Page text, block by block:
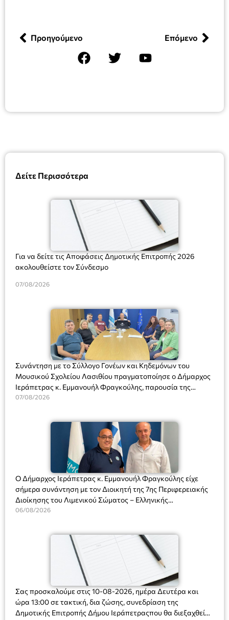
Δείτε Περισσότερα
Για να δείτε τις Αποφάσεις Δημοτικής Επιτροπής 2026
ακολουθείστε τον Σύνδεσμο
07/08/2026
Συνάντηση με το Σύλλογο Γονέων και Κηδεμόνων του
Μουσικού Σχολείου Λασιθίου πραγματοποίησε ο Δήμαρχος
Ιεράπετρας κ. Εμμανουήλ Φραγκούλης, παρουσία της
Διευθύντριας του σχολείου κας Μαριάννας Χαΐτα.
07/08/2026
Ο Δήμαρχος Ιεράπετρας κ. Εμμανουήλ Φραγκούλης είχε
σήμερα συνάντηση με τον Διοικητή της 7ης Περιφερειακής
Διοίκησης του Λιμενικού Σώματος – Ελληνικής
Ακτοφυλακής (Λ.Σ.-ΕΛ.ΑΚΤ.), Αρχιπλοίαρχο Λ.Σ. κ. Ιωάννη
06/08/2026
Σας προσκαλούμε στις 10-08-2026, ημέρα Δευτέρα και
ώρα 13:00 σε τακτική, δια ζώσης, συνεδρίαση της
Δημοτικής Επιτροπής Δήμου Ιεράπετραςπου θα διεξαχθεί
Προηγούμενο Επόμενο